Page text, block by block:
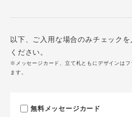
以下、ご入用な場合のみチェック
ください。
※メッセージカード、立て札ともにデザインはフ
ます。
無料メッセージカード